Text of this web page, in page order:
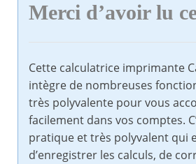
Merci d’avoir lu
Cette calculatrice imprimante
intègre de nombreuses
très polyvalente pour vous
facilement dans vos comptes.
pratique et très polyvalent qui
d’enregistrer les calculs, de